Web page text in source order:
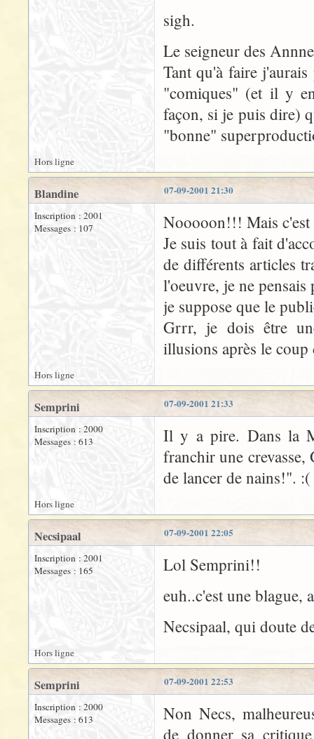
sigh.
Le seigneur des
Tant qu'à faire
"comiques" (et il y
façon, si je puis dire)
"bonne"
Hors ligne
07-09-2001 21:30
Blandine
Inscription : 2001
Messages : 107
Nooooon!!! Mais c'est
Je suis tout à fait
de différents articles
l'oeuvre, je ne pensais
je suppose que le
Grrr, je dois être
illusions après le coup
Hors ligne
07-09-2001 21:33
Semprini
Inscription : 2000
Messages : 613
Il y a pire. Dans la
franchir une
de lancer de nains!". :(
Hors ligne
07-09-2001 22:05
Necsipaal
Inscription : 2001
Messages : 165
Lol Semprini!!
euh..c'est une blague,
Necsipaal, qui doute
Hors ligne
07-09-2001 22:53
Semprini
Inscription : 2000
Messages : 613
Non Necs,
de donner sa